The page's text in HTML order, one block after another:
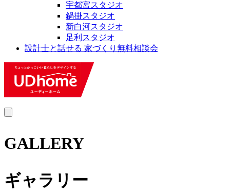
宇都宮スタジオ
鍋掛スタジオ
新白河スタジオ
足利スタジオ
設計士と話せる 家づくり無料相談会
MENU
GALLERY
ギャラリー